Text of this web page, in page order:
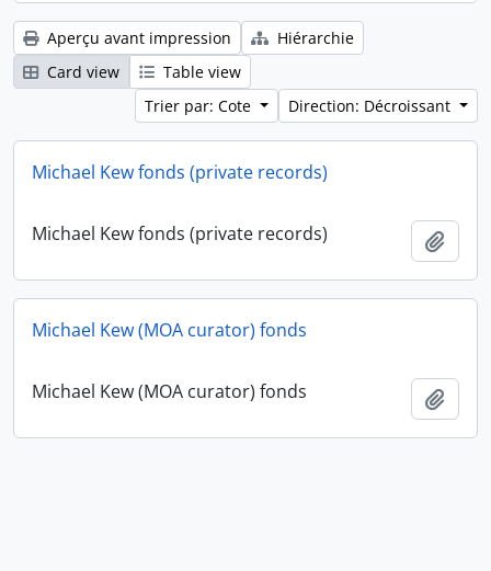
Aperçu avant impression
Hiérarchie
Card view
Table view
Trier par: Cote
Direction: Décroissant
Michael Kew fonds (private records)
Michael Kew fonds (private records)
Michael Kew (MOA curator) fonds
Michael Kew (MOA curator) fonds